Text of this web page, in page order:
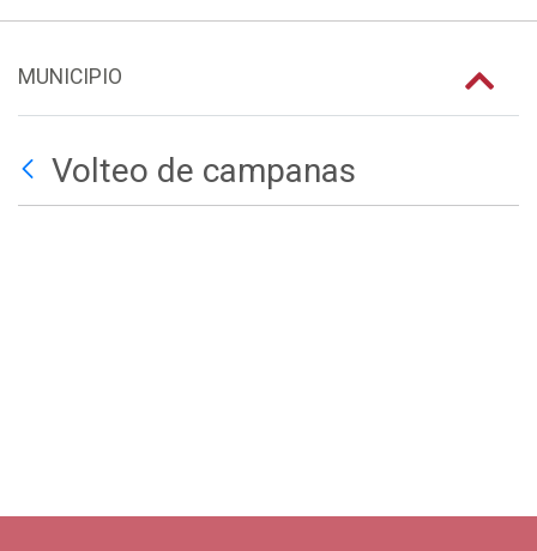
MUNICIPIO
Volteo de campanas